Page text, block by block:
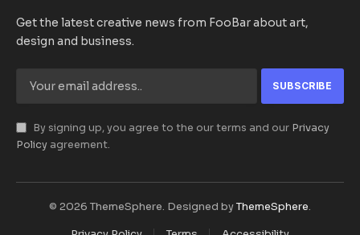
Get the latest creative news from FooBar about art,
design and business.
By signing up, you agree to the our terms and our Privacy
Policy agreement.
© 2026 ThemeSphere. Designed byThemeSphere.